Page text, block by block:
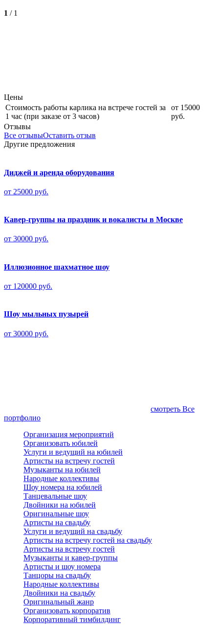
1 / 1
Цены
Стоимость работы карлика на встрече гостей за
1 час (при заказе от 3 часов)
от 15000
руб.
Отзывы
Все отзывыОставить отзыв
Другие предложения
Диджей и аренда оборудования
от 25000 руб.
Кавер-группы на праздник и вокалисты в Москве
от 30000 руб.
Иллюзионное шахматное шоу
от 120000 руб.
Шоу мыльных пузырей
от 30000 руб.
смотреть Все
портфолио
Организация мероприятий
Организовать юбилей
Услуги и ведущий на юбилей
Артисты на встречу гостей
Музыканты на юбилей
Народные коллективы
Шоу номера на юбилей
Танцевальные шоу
Двойники на юбилей
Оригинальные шоу
Артисты на свадьбу
Услуги и ведущий на свадьбу
Артисты на встречу гостей на свадьбу
Артисты на встречу гостей
Музыканты и кавер-группы
Артисты и шоу номера
Танцоры на свадьбу
Народные коллективы
Двойники на свадьбу
Оригинальный жанр
Организовать корпоратив
Корпоративный тимбилдинг